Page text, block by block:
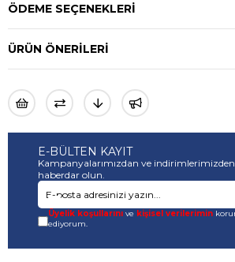
ÖDEME SEÇENEKLERI
ÜRÜN ÖNERILERI
E-BÜLTEN KAYIT
Kampanyalarımızdan ve
haberdar olun.
Üyelik koşullarınıve kişisel verilerimin
ediyorum.